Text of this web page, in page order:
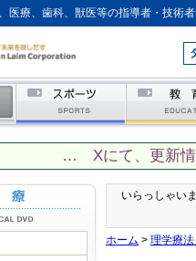
医療、歯科、獣医等の指導者・技術
… Xにて、更新情
いらっしゃい
ホーム > 理学療